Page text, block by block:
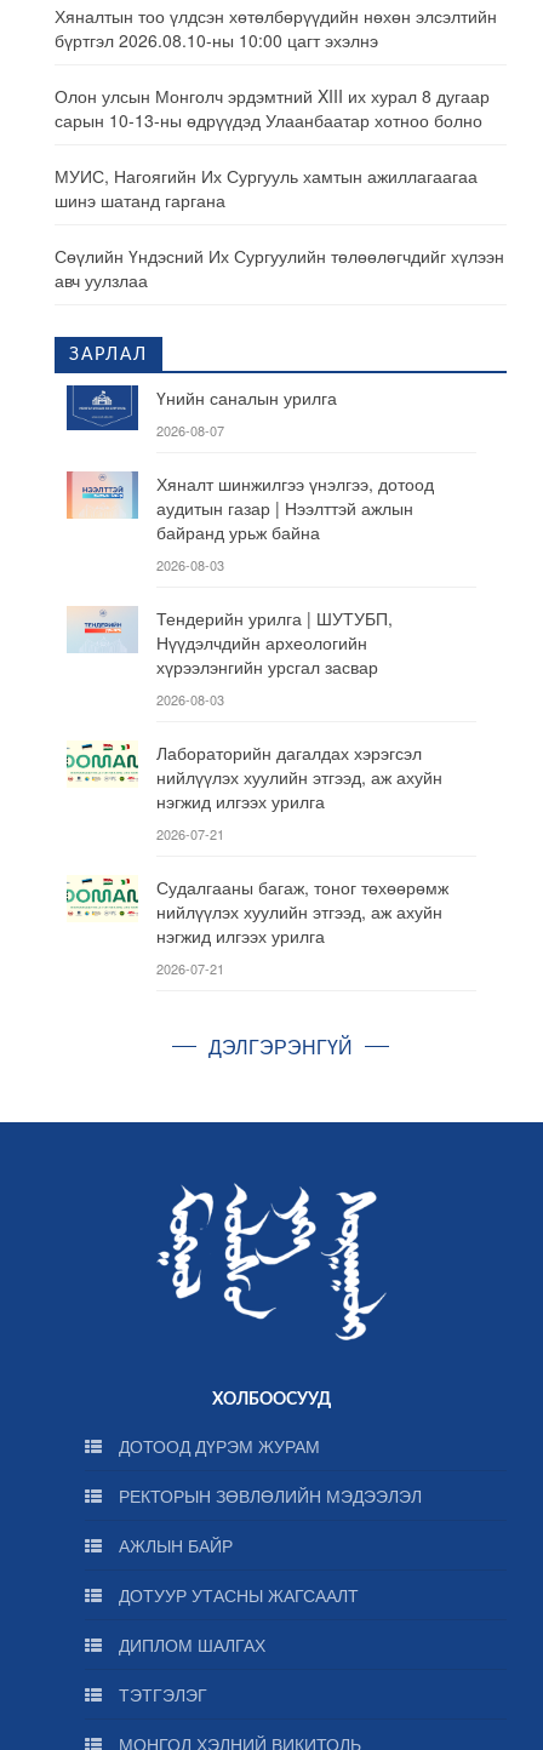
Хяналтын тоо үлдсэн хөтөлбөрүүдийн нөхөн элсэлтийн
бүртгэл 2026.08.10-ны 10:00 цагт эхэлнэ
Олон улсын Монголч эрдэмтний XIII их хурал 8 дугаар
сарын 10-13-ны өдрүүдэд Улаанбаатар хотноо болно
МУИС, Нагоягийн Их Сургууль хамтын ажиллагаагаа
шинэ шатанд гаргана
Сөүлийн Үндэсний Их Сургуулийн төлөөлөгчдийг хүлээн
авч уулзлаа
ЗАРЛАЛ
Үнийн саналын урилга
2026-08-07
Хяналт шинжилгээ үнэлгээ, дотоод
аудитын газар | Нээлттэй ажлын
байранд урьж байна
2026-08-03
Тендерийн урилга | ШУТУБП,
Нүүдэлчдийн археологийн
хүрээлэнгийн урсгал засвар
2026-08-03
Лабораторийн дагалдах хэрэгсэл
нийлүүлэх хуулийн этгээд, аж ахуйн
нэгжид илгээх урилга
2026-07-21
Судалгааны багаж, тоног төхөөрөмж
нийлүүлэх хуулийн этгээд, аж ахуйн
нэгжид илгээх урилга
2026-07-21
ДЭЛГЭРЭНГҮЙ
ХОЛБООСУУД
ДОТООД ДҮРЭМ ЖУРАМ
РЕКТОРЫН ЗӨВЛӨЛИЙН МЭДЭЭЛЭЛ
АЖЛЫН БАЙР
ДОТУУР УТАСНЫ ЖАГСААЛТ
ДИПЛОМ ШАЛГАХ
ТЭТГЭЛЭГ
МОНГОЛ ХЭЛНИЙ ВИКИТОЛЬ